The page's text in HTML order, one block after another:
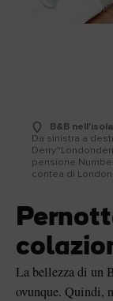
B&B
Da sinistra a
pensione
contea di
La bellezza di un
ovunque. Quindi,